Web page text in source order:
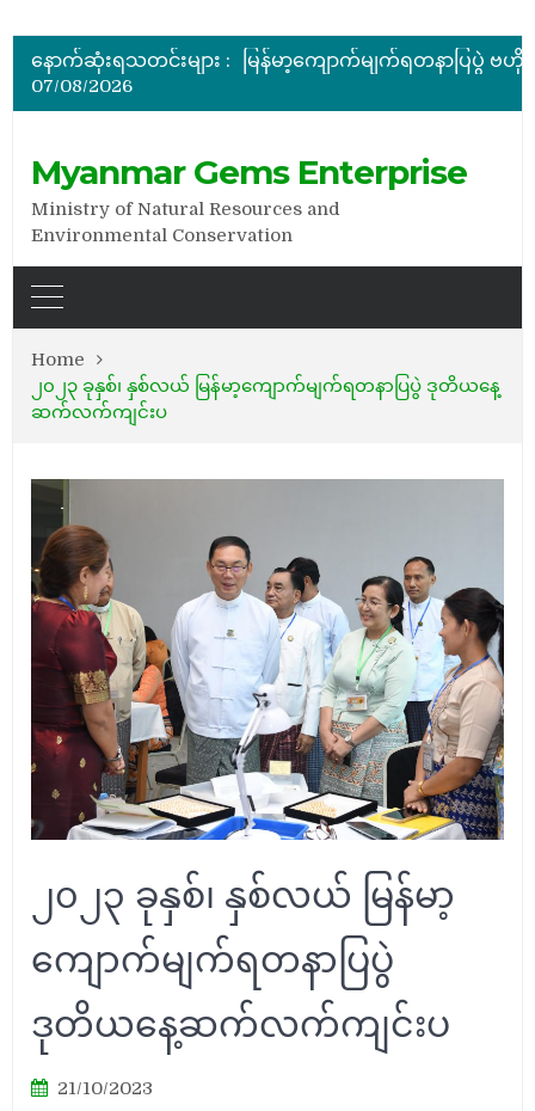
နောက်ဆုံးရသတင်းများ :
07/08/2026
Myanmar Gems Enterprise
Ministry of Natural Resources and
Environmental Conservation
Home
၂၀၂၃ ခုနှစ်၊ နှစ်လယ် မြန်မာ့ကျောက်မျက်ရတနာပြပွဲ ဒုတိယနေ့
ဆက်လက်ကျင်းပ
၂၀၂၃ ခုနှစ်၊ နှစ်လယ် မြန်မာ့
ကျောက်မျက်ရတနာပြပွဲ
ဒုတိယနေ့ဆက်လက်ကျင်းပ
21/10/2023